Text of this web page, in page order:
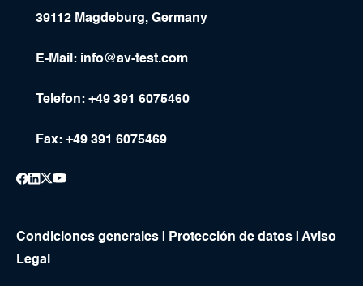
39112 Magdeburg, Germany
E-Mail: info@av-test.com
Telefon: +49 391 6075460
Fax: +49 391 6075469
Condiciones generales Protección de datos
Aviso
Legal